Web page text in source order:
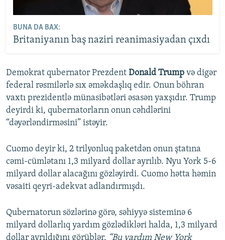
BUNA DA BAX:
Britaniyanın baş naziri reanimasiyadan çıxdı
Demokrat qubernator Prezdent Donald Trump və digər
federal rəsmilərlə sıx əməkdaşlıq edir. Onun böhran
vaxtı prezidentlə münasibətləri əsasən yaxşıdır. Trump
deyirdi ki, qubernatorların onun cəhdlərini
“dəyərləndirməsini” istəyir.
Cuomo deyir ki, 2 trilyonluq paketdən onun ştatına
cəmi-cümlətanı 1,3 milyard dollar ayrılıb. Nyu York 5-6
milyard dollar alacağını gözləyirdi. Cuomo hətta həmin
vəsaiti qeyri-adekvat adlandırmışdı.
Qubernatorun sözlərinə görə, səhiyyə sisteminə 6
milyard dollarlıq yardım gözlədikləri halda, 1,3 milyard
dollar ayrıldığını görüblər. “Bu yardım New York